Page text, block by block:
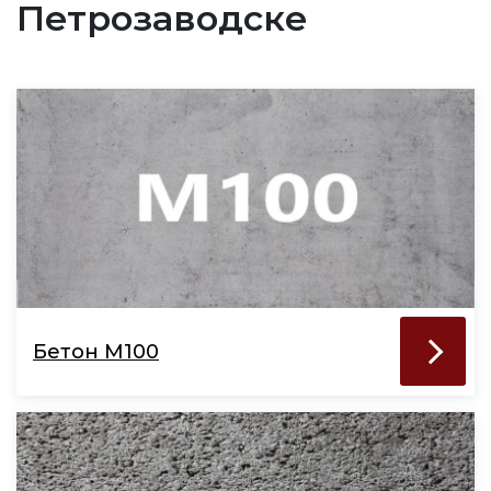
Петрозаводске
Бетон М100